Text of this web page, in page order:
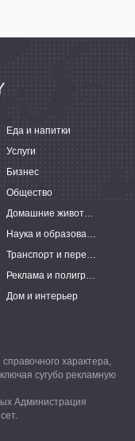
Еда и напитки
Услуги
Бизнес
Общество
Домашние животные
Наука и образование
Транспорт и перевозки
Реклама и полиграфия
Дом и интерьер
характера,
сугубо рекламную
Администрация